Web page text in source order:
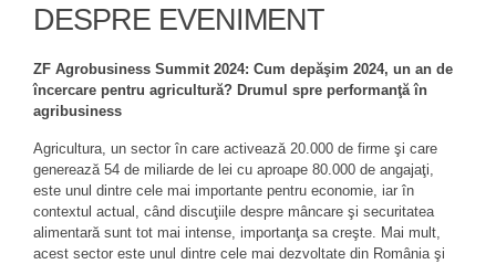
DESPRE EVENIMENT
ZF Agrobusiness Summit 2024: Cum depăşim 2024, un an de
încercare pentru agricultură? Drumul spre performanţă în
agribusiness
Agricultura, un sector în care activează 20.000 de firme şi care
generează 54 de miliarde de lei cu aproape 80.000 de angajaţi,
este unul dintre cele mai importante pentru economie, iar în
contextul actual, când discuţiile despre mâncare şi securitatea
alimentară sunt tot mai intense, importanţa sa creşte. Mai mult,
acest sector este unul dintre cele mai dezvoltate din România şi